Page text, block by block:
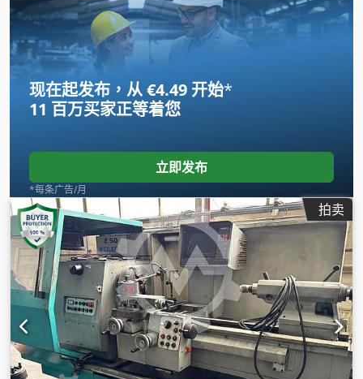
现在起发布，从 €4.49 开始*
11 百万买家正等着您
立即发布
*每条广告/月
拍卖